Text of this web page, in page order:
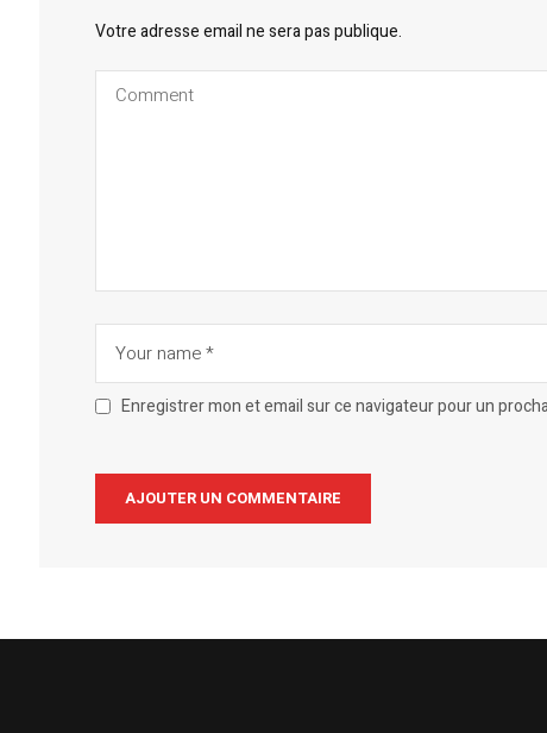
Votre adresse email ne sera pas publique.
Enregistrer mon et email sur ce navigateur pour un